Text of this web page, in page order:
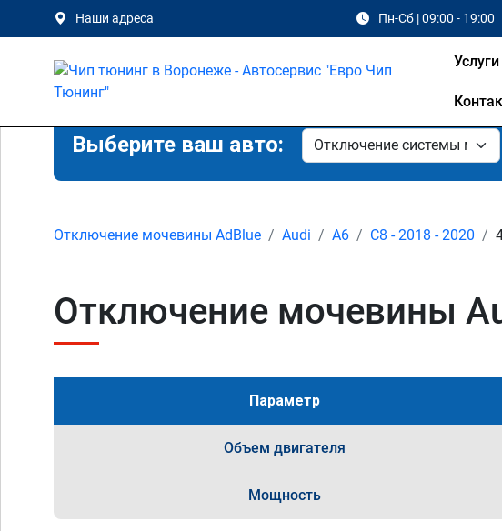
Наши адреса Пн-Сб | 09:00 - 19:00
Услуги
Выберите ваш авто:
Отключение мочевины AdBlue Audi A6 C8 - 2018 - 2020
Отключение мочевины
Параметр
Объем двигателя
Мощность